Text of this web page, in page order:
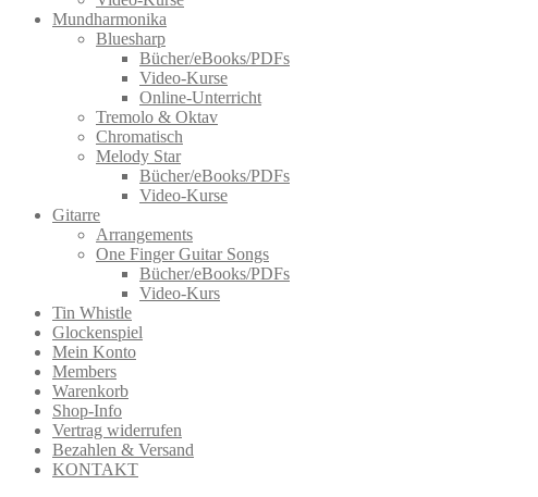
Mundharmonika
Bluesharp
Bücher/eBooks/PDFs
Video-Kurse
Online-Unterricht
Tremolo & Oktav
Chromatisch
Melody Star
Bücher/eBooks/PDFs
Video-Kurse
Gitarre
Arrangements
One Finger Guitar Songs
Bücher/eBooks/PDFs
Video-Kurs
Tin Whistle
Glockenspiel
Mein Konto
Members
Warenkorb
Shop-Info
Vertrag widerrufen
Bezahlen & Versand
KONTAKT